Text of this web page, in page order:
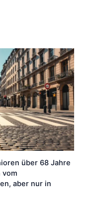
über 68 Jahre
vom
aber nur in